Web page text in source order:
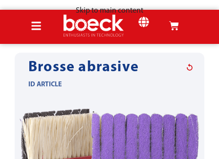
Skip to main content
Brosse abrasive
ID ARTICLE